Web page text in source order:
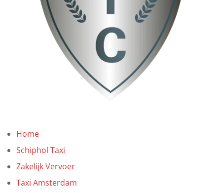
Home
Schiphol Taxi
Zakelijk Vervoer
Taxi Amsterdam